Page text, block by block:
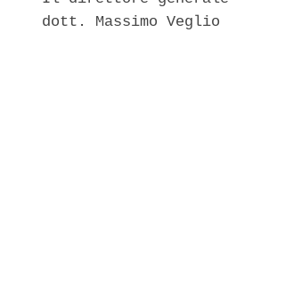
dott. Massimo Veglio